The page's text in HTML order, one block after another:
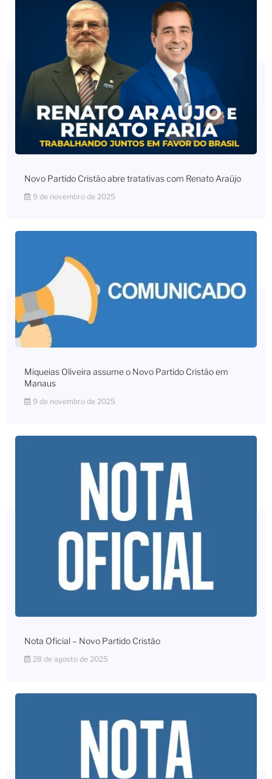
Novo Partido Cristão abre tratativas com Renato Araújo
9 de novembro de 2025
Miqueias Oliveira assume o Novo Partido Cristão em
Manaus
9 de novembro de 2025
Nota Oficial – Novo Partido Cristão
28 de agosto de 2025